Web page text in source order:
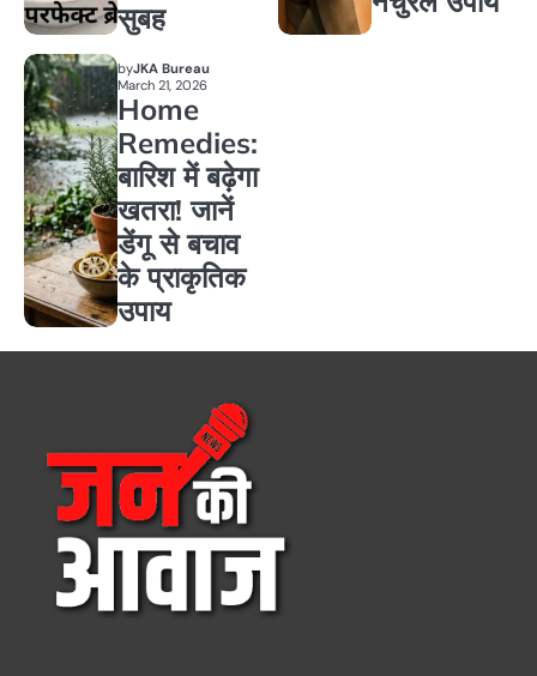
सुबह
byJKA Bureau
March 21, 2026
Home
Remedies:
बारिश में बढ़ेगा
खतरा! जानें
डेंगू से बचाव
के प्राकृतिक
उपाय